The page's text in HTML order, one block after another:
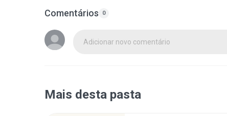
Comentários 0
Adicionar novo comentário
Mais desta pasta